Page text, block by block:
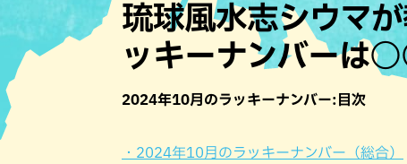
ステー
その他
ブッフェ・
ハンバ
琉球風水志シウマ
ッキーナンバーは
2024年10月のラッキーナンバー:目次
・2024年10月のラッキーナンバー（総合）